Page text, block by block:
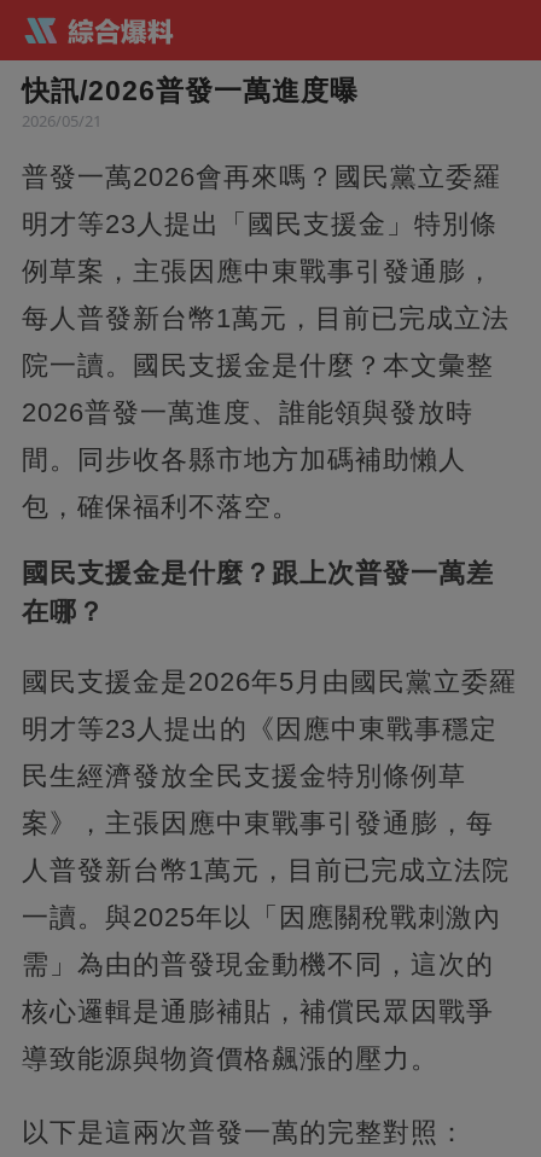
快訊/2026普發一萬進度曝
2026/05/21
普發一萬2026會再來嗎？國民黨立委羅
明才等23人提出「國民支援金」特別條
例草案，主張因應中東戰事引發通膨，
每人普發新台幣1萬元，目前已完成立法
院一讀。國民支援金是什麼？本文彙整
2026普發一萬進度、誰能領與發放時
間。同步收各縣市地方加碼補助懶人
包，確保福利不落空。
國民支援金是什麼？跟上次普發一萬差
在哪？
國民支援金是2026年5月由國民黨立委羅
明才等23人提出的《因應中東戰事穩定
民生經濟發放全民支援金特別條例草
案》，主張因應中東戰事引發通膨，每
人普發新台幣1萬元，目前已完成立法院
一讀。與2025年以「因應關稅戰刺激內
需」為由的普發現金動機不同，這次的
核心邏輯是通膨補貼，補償民眾因戰爭
導致能源與物資價格飆漲的壓力。
以下是這兩次普發一萬的完整對照：